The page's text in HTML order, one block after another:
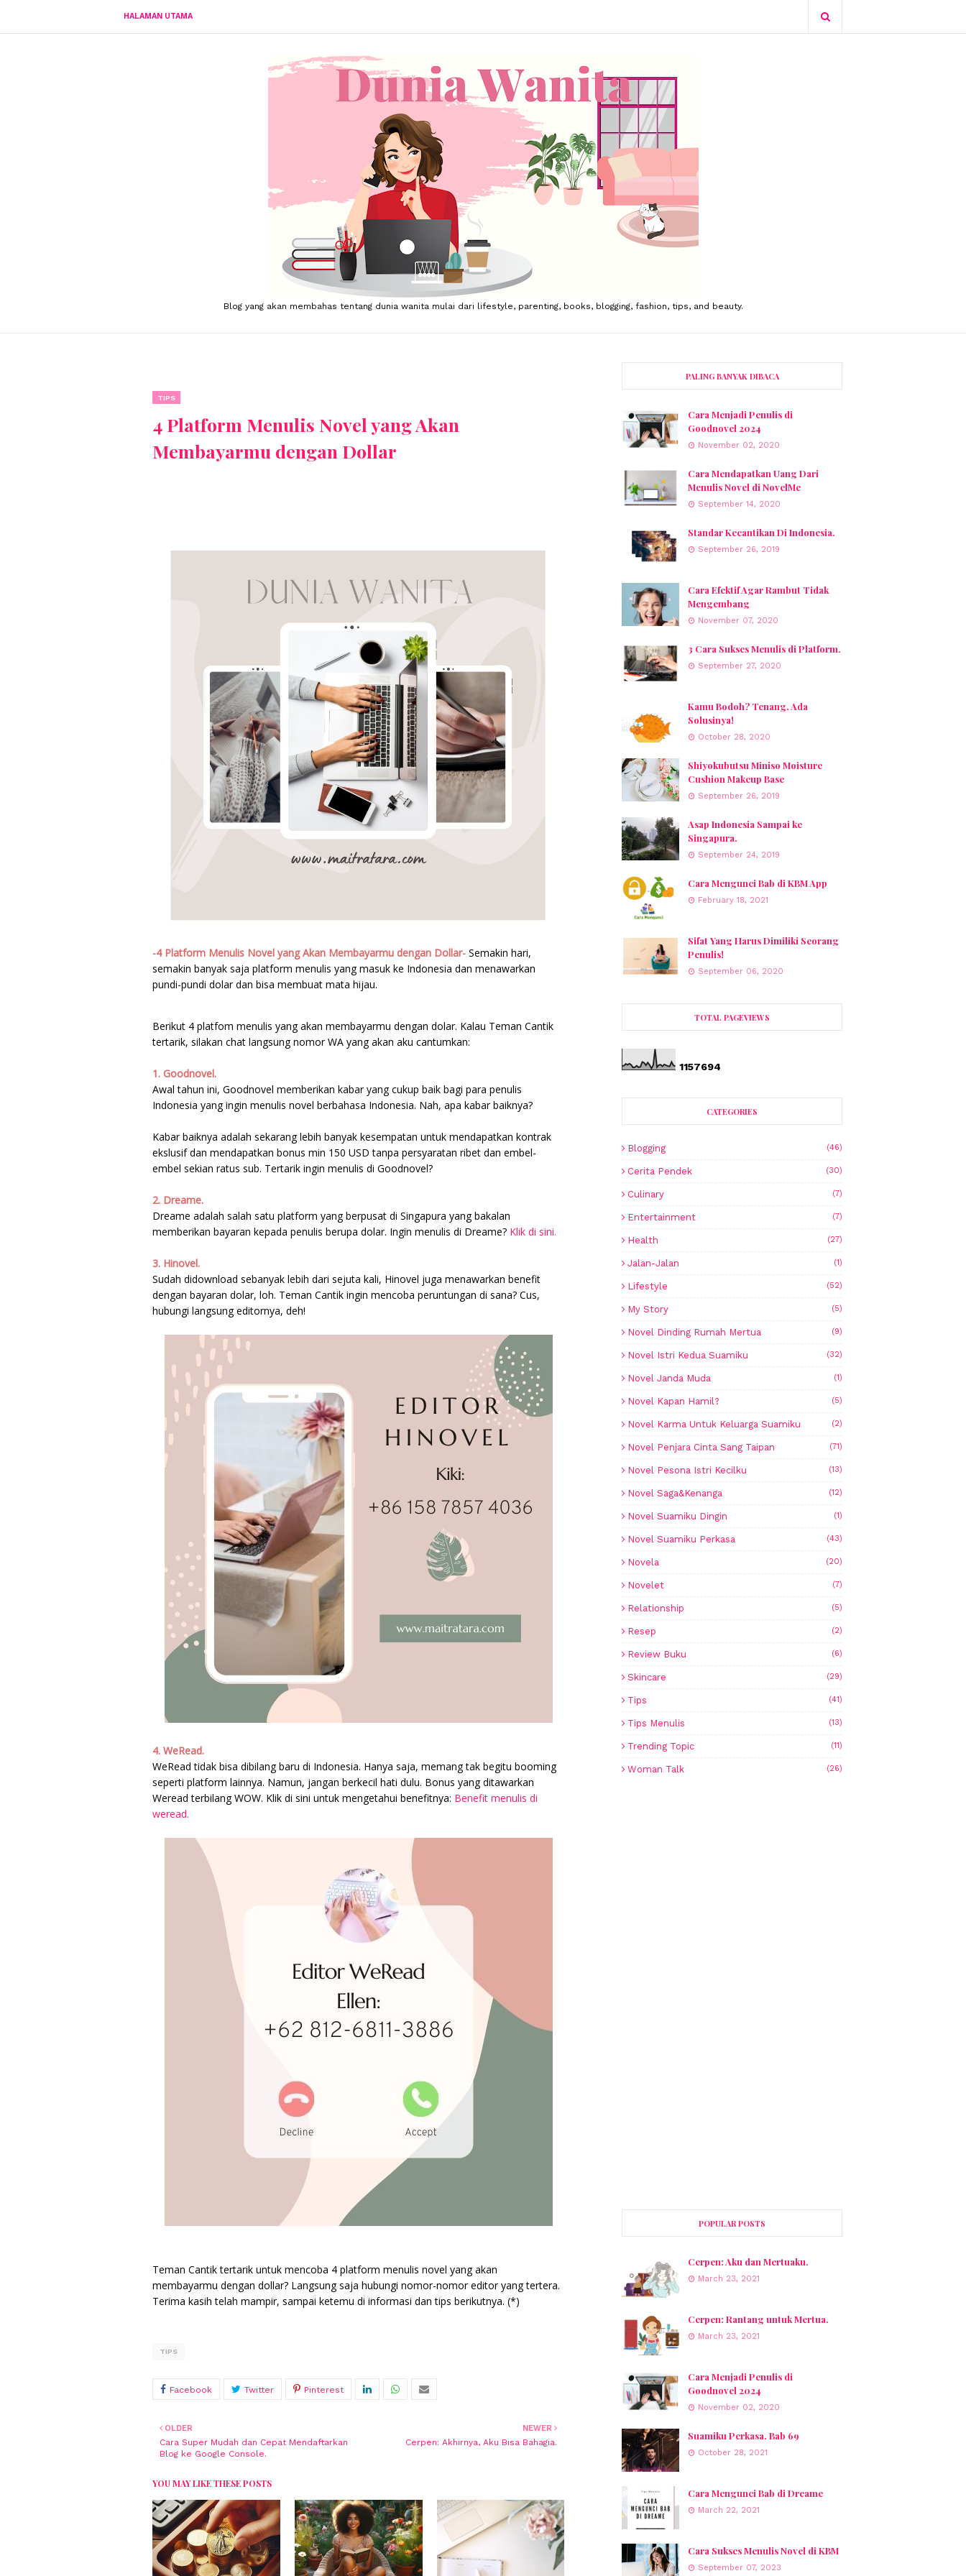
HALAMAN UTAMA
Blog yang akan membahas tentang dunia wanita mulai dari lifestyle, parenting, books, blogging, fashion, tips, and beauty.
TIPS
4 Platform Menulis Novel yang Akan
Membayarmu dengan Dollar
-4 Platform Menulis Novel yang Akan Membayarmu dengan Dollar- Semakin hari,
semakin banyak saja platform menulis yang masuk ke Indonesia dan menawarkan
pundi-pundi dolar dan bisa membuat mata hijau.
Berikut 4 platfom menulis yang akan membayarmu dengan dolar. Kalau Teman Cantik
tertarik, silakan chat langsung nomor WA yang akan aku cantumkan:
1. Goodnovel.
Awal tahun ini, Goodnovel memberikan kabar yang cukup baik bagi para penulis
Indonesia yang ingin menulis novel berbahasa Indonesia. Nah, apa kabar baiknya?
Kabar baiknya adalah sekarang lebih banyak kesempatan untuk mendapatkan kontrak
ekslusif dan mendapatkan bonus min 150 USD tanpa persyaratan ribet dan embel-
embel sekian ratus sub. Tertarik ingin menulis di Goodnovel?
2. Dreame.
Dreame adalah salah satu platform yang berpusat di Singapura yang bakalan
memberikan bayaran kepada penulis berupa dolar. Ingin menulis di Dreame? Klik di sini.
3. Hinovel.
Sudah didownload sebanyak lebih dari sejuta kali, Hinovel juga menawarkan benefit
dengan bayaran dolar, loh. Teman Cantik ingin mencoba peruntungan di sana? Cus,
hubungi langsung editornya, deh!
4. WeRead.
WeRead tidak bisa dibilang baru di Indonesia. Hanya saja, memang tak begitu booming
seperti platform lainnya. Namun, jangan berkecil hati dulu. Bonus yang ditawarkan
Weread terbilang WOW. Klik di sini untuk mengetahui benefitnya: Benefit menulis di
weread.
Teman Cantik tertarik untuk mencoba 4 platform menulis novel yang akan
membayarmu dengan dollar? Langsung saja hubungi nomor-nomor editor yang tertera.
Terima kasih telah mampir, sampai ketemu di informasi dan tips berikutnya. (*)
TIPS
NEWER
Cerpen: Akhirnya, Aku Bisa Bahagia.
OLDER
Cara Super Mudah dan Cepat Mendaftarkan
Blog ke Google Console.
YOU MAY LIKE THESE POSTS
PALING BANYAK DIBACA
Cara Menjadi Penulis di
Goodnovel 2024
November 02, 2020
Cara Mendapatkan Uang Dari
Menulis Novel di NovelMe
September 14, 2020
Standar Kecantikan Di Indonesia.
September 26, 2019
Cara Efektif Agar Rambut Tidak
Mengembang
November 07, 2020
3 Cara Sukses Menulis di Platform.
September 27, 2020
Kamu Bodoh? Tenang, Ada
Solusinya!
October 28, 2020
Shiyokubutsu Miniso Moisture
Cushion Makeup Base
September 26, 2019
Asap Indonesia Sampai ke
Singapura.
September 24, 2019
Cara Mengunci Bab di KBM App
February 18, 2021
Sifat Yang Harus Dimiliki Seorang
Penulis!
September 06, 2020
TOTAL PAGEVIEWS
1157694
CATEGORIES
Blogging (46)
Cerita Pendek (30)
Culinary (7)
Entertainment (7)
Health (27)
Jalan-Jalan (1)
Lifestyle (52)
My Story (5)
Novel Dinding Rumah Mertua (9)
Novel Istri Kedua Suamiku (32)
Novel Janda Muda (1)
Novel Kapan Hamil? (5)
Novel Karma Untuk Keluarga Suamiku (2)
Novel Penjara Cinta Sang Taipan (71)
Novel Pesona Istri Kecilku (13)
Novel Saga&Kenanga (12)
Novel Suamiku Dingin (1)
Novel Suamiku Perkasa (43)
Novela (20)
Novelet (7)
Relationship (5)
Resep (2)
Review Buku (6)
Skincare (29)
Tips (41)
Tips Menulis (13)
Trending Topic (11)
Woman Talk (26)
POPULAR POSTS
Cerpen: Aku dan Mertuaku.
March 23, 2021
Cerpen: Rantang untuk Mertua.
March 23, 2021
Cara Menjadi Penulis di
Goodnovel 2024
November 02, 2020
Suamiku Perkasa. Bab 69
October 28, 2021
Cara Mengunci Bab di Dreame
March 22, 2021
Cara Sukses Menulis Novel di KBM
September 07, 2023